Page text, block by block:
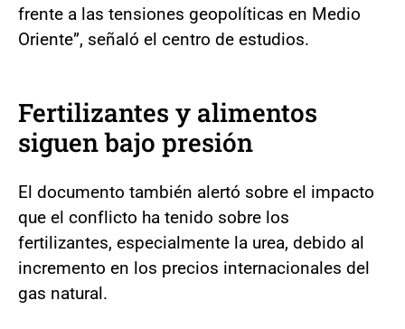
frente a las tensiones geopolíticas en Medio
Oriente”, señaló el centro de estudios.
Fertilizantes y alimentos
siguen bajo presión
El documento también alertó sobre el impacto
que el conflicto ha tenido sobre los
fertilizantes, especialmente la urea, debido al
incremento en los precios internacionales del
gas natural.